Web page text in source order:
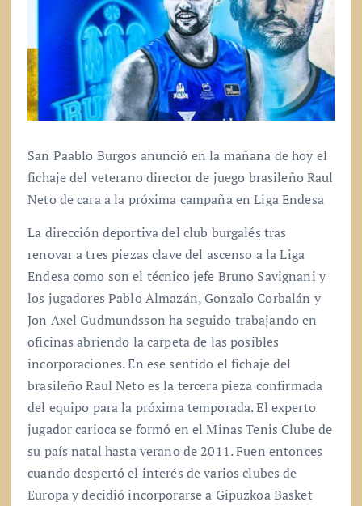
San Paablo Burgos anunció en la mañana de hoy el
fichaje del veterano director de juego brasileño Raul
Neto de cara a la próxima campaña en Liga Endesa
La dirección deportiva del club burgalés tras
renovar a tres piezas clave del ascenso a la Liga
Endesa como son el técnico jefe Bruno Savignani y
los jugadores Pablo Almazán, Gonzalo Corbalán y
Jon Axel Gudmundsson ha seguido trabajando en
oficinas abriendo la carpeta de las posibles
incorporaciones. En ese sentido el fichaje del
brasileño Raul Neto es la tercera pieza confirmada
del equipo para la próxima temporada. El experto
jugador carioca se formó en el Minas Tenis Clube de
su país natal hasta verano de 2011. Fuen entonces
cuando despertó el interés de varios clubes de
Europa y decidió incorporarse a Gipuzkoa Basket